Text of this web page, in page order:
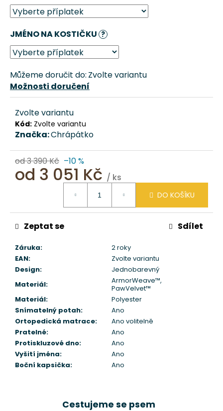
JMÉNO NA KOSTIČKU ?
Můžeme doručit do: Zvolte variantu
Možnosti doručení
Zvolte variantu
Kód: Zvolte variantu
Značka:Chrápátko
od 3 390 Kč –10 %
od 3 051 Kč / ks
DO KOŠÍKU
Záruka:
2 roky
EAN:
Zvolte variantu
Design:
Jednobarevný
Materiál: ArmorWeave™,
PawVelvet™
Materiál:
Polyester
Snímatelný potah:
Ano
Ortopedická matrace:
Ano volitelně
Pratelné:
Ano
Protiskluzové dno:
Ano
Vyšití jména:
Ano
Boční kapsička: Ano
Zeptat se Sdílet
Cestujeme se psem
DOMEČEK
PSA
–
BÉŽOVÁ
1
611
Kč